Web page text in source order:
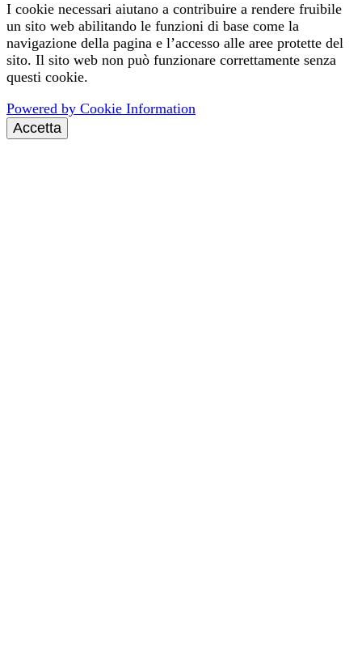
I cookie necessari aiutano a contribuire a rendere fruibile
un sito web abilitando le funzioni di base come la
navigazione della pagina e l’accesso alle aree protette del
sito. Il sito web non può funzionare correttamente senza
questi cookie.
Powered by Cookie Information
Accetta